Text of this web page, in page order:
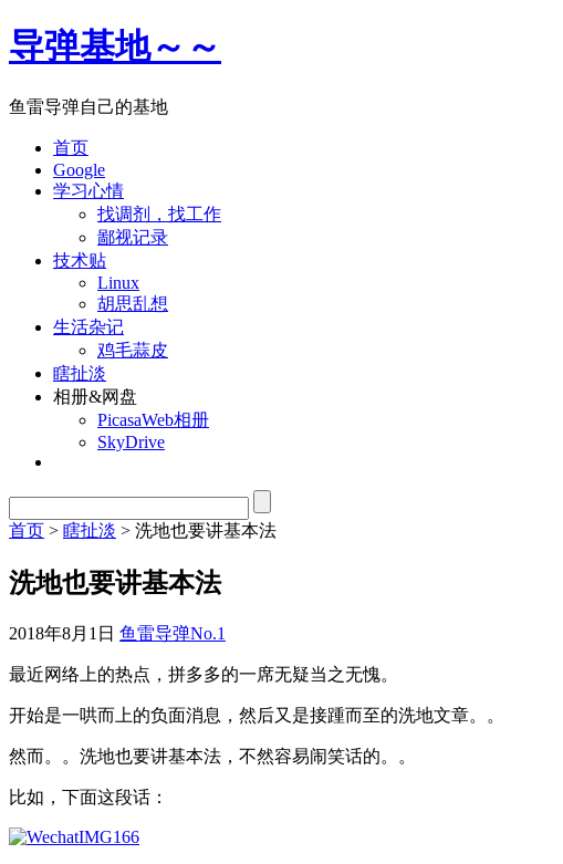
导弹基地～～
鱼雷导弹自己的基地
首页
Google
学习心情
找调剂，找工作
鄙视记录
技术贴
Linux
胡思乱想
生活杂记
鸡毛蒜皮
瞎扯淡
相册&网盘
PicasaWeb相册
SkyDrive
首页 > 瞎扯淡 > 洗地也要讲基本法
洗地也要讲基本法
2018年8月1日 鱼雷导弹No.1
最近网络上的热点，拼多多的一席无疑当之无愧。
开始是一哄而上的负面消息，然后又是接踵而至的洗地文章。。
然而。。洗地也要讲基本法，不然容易闹笑话的。。
比如，下面这段话：